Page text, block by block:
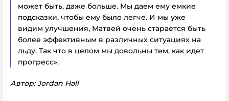
может быть, даже больше. Мы даем ему емкие
подсказки, чтобы ему было легче. И мы уже
видим улучшения, Матвей очень старается быть
более эффективным в различных ситуациях на
льду. Так что в целом мы довольны тем, как идет
прогресс».
Автор: Jordan Hall